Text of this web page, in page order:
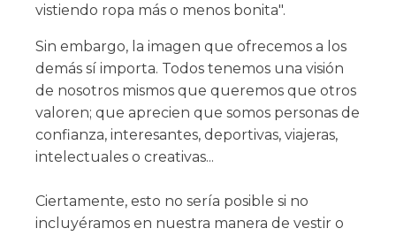
vistiendo ropa más o menos bonita".
Sin embargo, la imagen que ofrecemos a los
demás sí importa. Todos tenemos una visión
de nosotros mismos que queremos que otros
valoren; que aprecien que somos personas de
confianza, interesantes, deportivas, viajeras,
intelectuales o creativas...
Ciertamente, esto no sería posible si no
incluyéramos en nuestra manera de vestir o